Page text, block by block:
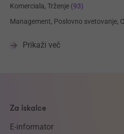
Komerciala, Trženje (93)
Management, Poslovno svetovanje,
Prikaži več
Za iskalce
E-informator